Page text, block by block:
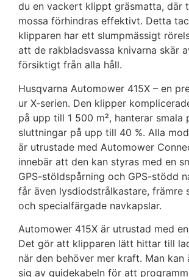
du en vackert klippt gräsmatta, där
mossa förhindras effektivt. Detta
klipparen har ett slumpmässigt
att de rakbladsvassa knivarna skär
försiktigt från alla håll.
Husqvarna Automower 415X – en
ur X-serien. Den klipper
på upp till 1 500 m², hanterar smala
sluttningar på upp till 40 %. Alla
är utrustade med Automower
innebär att den kan styras med en
GPS-stöldspårning och GPS-stödd
får även lysdiodstrålkastare, främre
och specialfärgade navkapslar.
Automower 415X är utrustad med
Det gör att klipparen lätt hittar till
när den behöver mer kraft. Man kan
sig av guidekabeln för att